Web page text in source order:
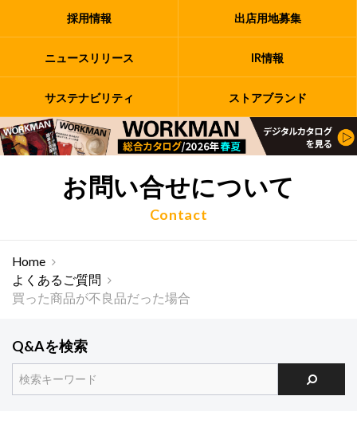
採用情報 出店用地募集
ニュースリリース IR情報
サステナビリティ ストアブランド
お問い合せについて
Contact
Home
よくあるご質問
買った商品が不良品だった場合
Q&Aを検索